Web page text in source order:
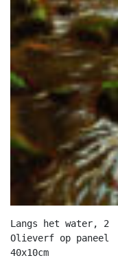
Langs het water, 2
Olieverf op paneel
40x10cm